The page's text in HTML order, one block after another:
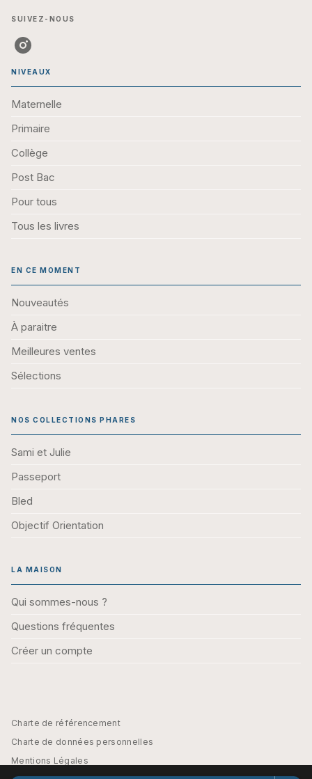
SUIVEZ-NOUS
NIVEAUX
Maternelle
Primaire
Collège
Post Bac
Pour tous
Tous les livres
EN CE MOMENT
Nouveautés
À paraitre
Meilleures ventes
Sélections
NOS COLLECTIONS PHARES
Sami et Julie
Passeport
Bled
Objectif Orientation
LA MAISON
Qui sommes-nous ?
Questions fréquentes
Créer un compte
Charte de référencement
Charte de données personnelles
Mentions Légales